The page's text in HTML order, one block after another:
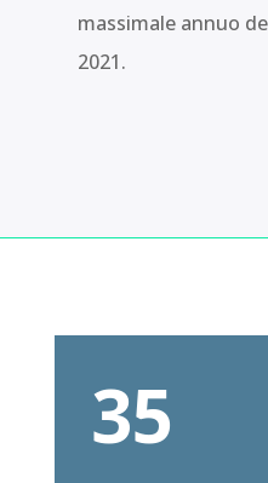
massimale annuo
2021.
35